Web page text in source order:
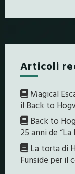
Articoli
Magical
il Back to
Back to
25 anni de
La torta di
Funside per il